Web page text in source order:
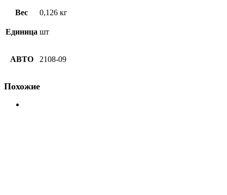
Вес 0,126 кг
Единица шт
АВТО 2108-09
Похожие